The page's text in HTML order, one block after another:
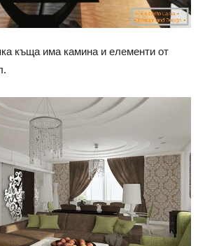
къща има камина и елементи от